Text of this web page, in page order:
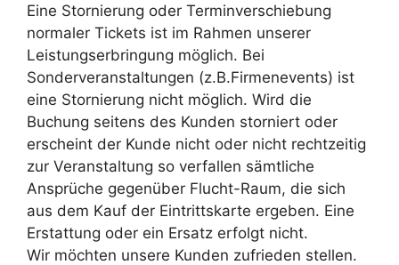
Eine Stornierung oder Terminverschiebung
normaler Tickets ist im Rahmen unserer
Leistungserbringung möglich. Bei
Sonderveranstaltungen (z.B.Firmenevents) ist
eine Stornierung nicht möglich. Wird die
Buchung seitens des Kunden storniert oder
erscheint der Kunde nicht oder nicht rechtzeitig
zur Veranstaltung so verfallen sämtliche
Ansprüche gegenüber Flucht-Raum, die sich
aus dem Kauf der Eintrittskarte ergeben. Eine
Erstattung oder ein Ersatz erfolgt nicht.
Wir möchten unsere Kunden zufrieden stellen.